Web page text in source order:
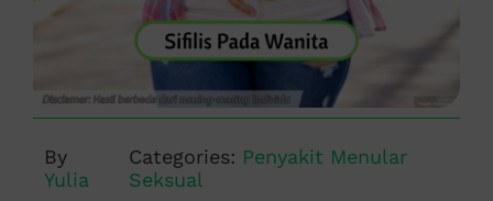
By
Yulia
Categories: Penyakit Menular
Seksual